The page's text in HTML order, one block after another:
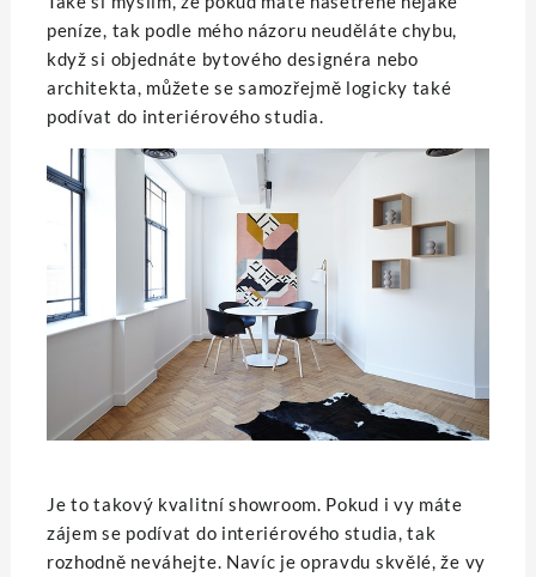
peníze, tak podle mého názoru neuděláte chybu,
když si objednáte bytového designéra nebo
architekta, můžete se samozřejmě logicky také
podívat do interiérového studia.
Je to takový kvalitní showroom. Pokud i vy máte
zájem se podívat do interiérového studia, tak
rozhodně neváhejte. Navíc je opravdu skvělé, že vy